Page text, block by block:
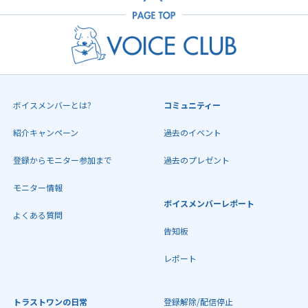
ボイスメンバーとは?
紹介キャンペーン
登録からモニター参加まで
モニター情報
よくある質問
コミュニティー
過去のイベント
過去のプレゼント
ボイスメンバーレポート
告知板
レポート
トラストワンの日常 登録解除/配信停止